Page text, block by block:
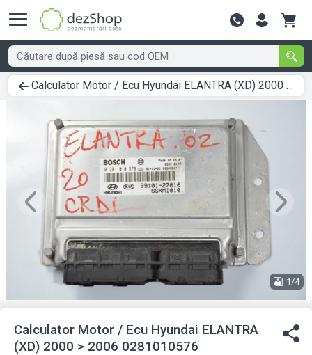
Contactează-
Calculator Motor / Ecu Hyundai ELANTRA (XD) 2000 > 2006 0281010576
Previous Next
1/4
Calculator Motor / Ecu Hyundai ELANTRA
(XD) 2000 > 2006 0281010576